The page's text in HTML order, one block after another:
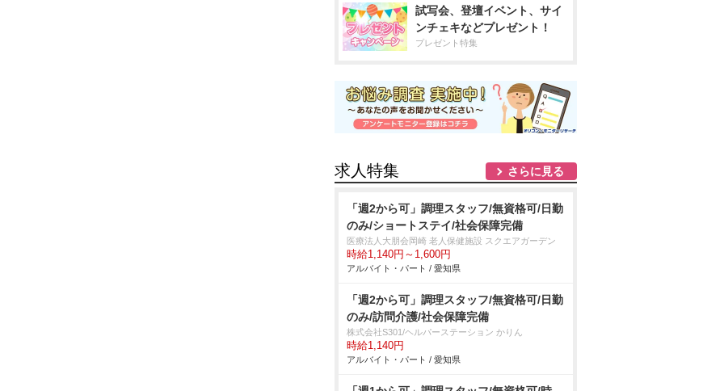
試写会、登壇イベント、サイ
ンチェキなどプレゼント！
プレゼント特集
求人特集 さらに見る
「週2から可」調理スタッフ/無資格可/日勤
のみ/ショートステイ/社会保障完備
医療法人大朋会岡崎 老人保健施設 スクエアガーデン
時給1,140円～1,600円
アルバイト・パート / 愛知県
「週2から可」調理スタッフ/無資格可/日勤
のみ/訪問介護/社会保障完備
株式会社S301/ヘルパーステーション かりん
時給1,140円
アルバイト・パート / 愛知県